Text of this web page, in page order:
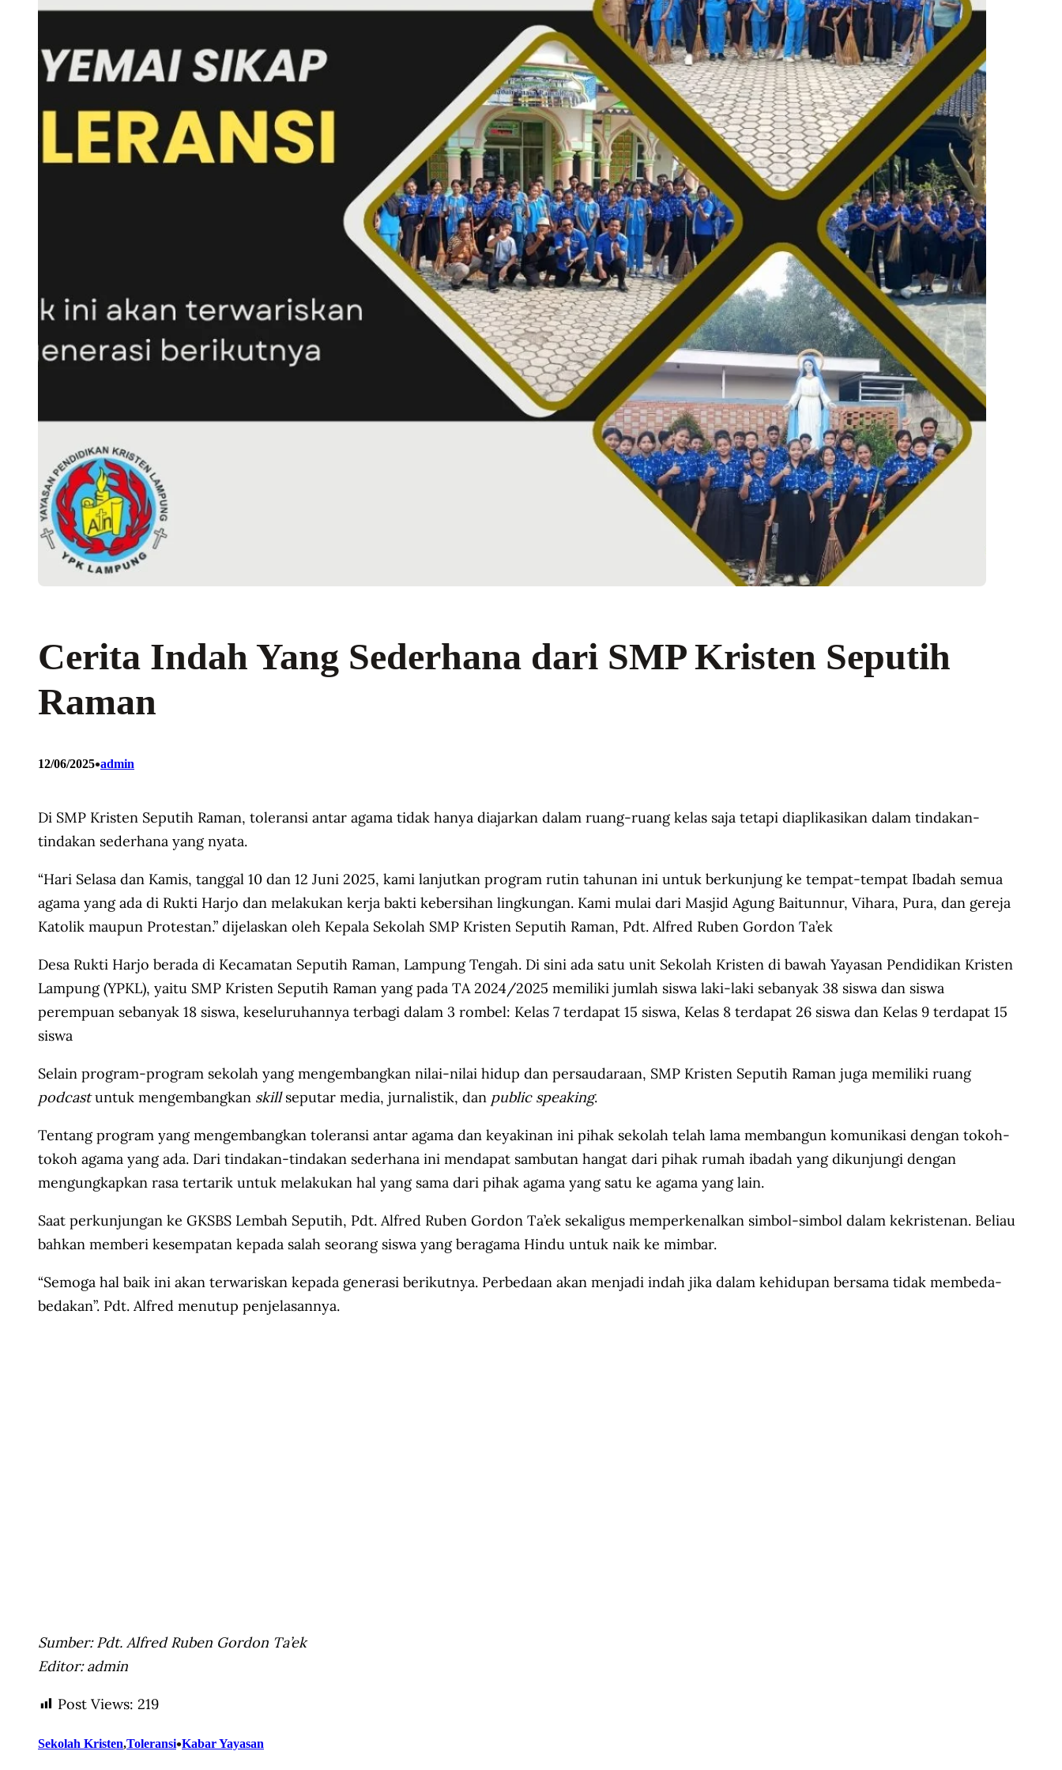
Cerita Indah Yang Sederhana dari SMP Kristen Seputih
Raman
12/06/2025•admin
Di SMP Kristen Seputih Raman, toleransi antar agama tidak hanya diajarkan dalam ruang-ruang kelas saja tetapi diaplikasikan dalam tindakan-
tindakan sederhana yang nyata.
“Hari Selasa dan Kamis, tanggal 10 dan 12 Juni 2025, kami lanjutkan program rutin tahunan ini untuk berkunjung ke tempat-tempat Ibadah semua
agama yang ada di Rukti Harjo dan melakukan kerja bakti kebersihan lingkungan. Kami mulai dari Masjid Agung Baitunnur, Vihara, Pura, dan gereja
Katolik maupun Protestan.” dijelaskan oleh Kepala Sekolah SMP Kristen Seputih Raman, Pdt. Alfred Ruben Gordon Ta’ek
Desa Rukti Harjo berada di Kecamatan Seputih Raman, Lampung Tengah. Di sini ada satu unit Sekolah Kristen di bawah Yayasan Pendidikan Kristen
Lampung (YPKL), yaitu SMP Kristen Seputih Raman yang pada TA 2024/2025 memiliki jumlah siswa laki-laki sebanyak 38 siswa dan siswa
perempuan sebanyak 18 siswa, keseluruhannya terbagi dalam 3 rombel: Kelas 7 terdapat 15 siswa, Kelas 8 terdapat 26 siswa dan Kelas 9 terdapat 15
siswa
Selain program-program sekolah yang mengembangkan nilai-nilai hidup dan persaudaraan, SMP Kristen Seputih Raman juga memiliki ruang
podcastuntuk mengembangkan skillseputar media, jurnalistik, dan public speaking.
Tentang program yang mengembangkan toleransi antar agama dan keyakinan ini pihak sekolah telah lama membangun komunikasi dengan tokoh-
tokoh agama yang ada. Dari tindakan-tindakan sederhana ini mendapat sambutan hangat dari pihak rumah ibadah yang dikunjungi dengan
mengungkapkan rasa tertarik untuk melakukan hal yang sama dari pihak agama yang satu ke agama yang lain.
Saat perkunjungan ke GKSBS Lembah Seputih, Pdt. Alfred Ruben Gordon Ta’ek sekaligus memperkenalkan simbol-simbol dalam kekristenan. Beliau
bahkan memberi kesempatan kepada salah seorang siswa yang beragama Hindu untuk naik ke mimbar.
“Semoga hal baik ini akan terwariskan kepada generasi berikutnya. Perbedaan akan menjadi indah jika dalam kehidupan bersama tidak membeda-
bedakan”. Pdt. Alfred menutup penjelasannya.
Sumber: Pdt. Alfred Ruben Gordon Ta’ek
Editor: admin
Post Views: 219
Sekolah Kristen,Toleransi•Kabar Yayasan